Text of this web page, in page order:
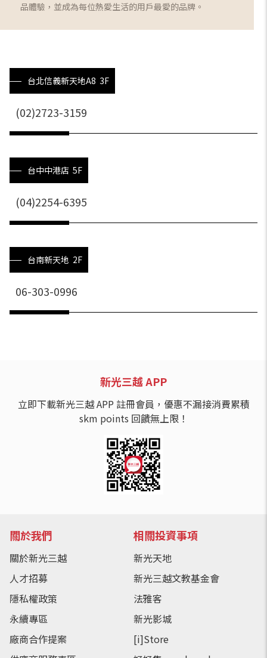
品體驗，並成為每位熱愛生活的用戶最愛的品牌。
台北信義新天地A8 3F
(02)2723-3159
台中中港店 5F
(04)2254-6395
台南新天地 2F
06-303-0996
新光三越 APP
立即下載新光三越 APP 註冊會員，優惠不漏接消費累積
skm points 回饋無上限！
關於我們
關於新光三越
人才招募
隱私權政策
永續專區
廠商合作提案
相關投資事項
新光天地
新光三越文教基金會
法雅客
新光影城
[i]Store